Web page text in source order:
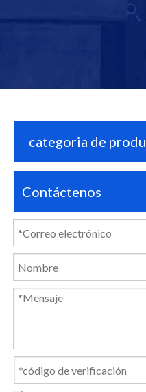
categoria de
Contáctenos